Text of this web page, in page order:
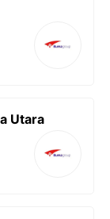
Utara